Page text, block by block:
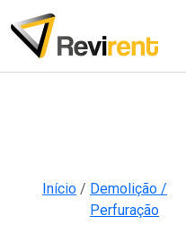
Início / Demolição /
Perfuração